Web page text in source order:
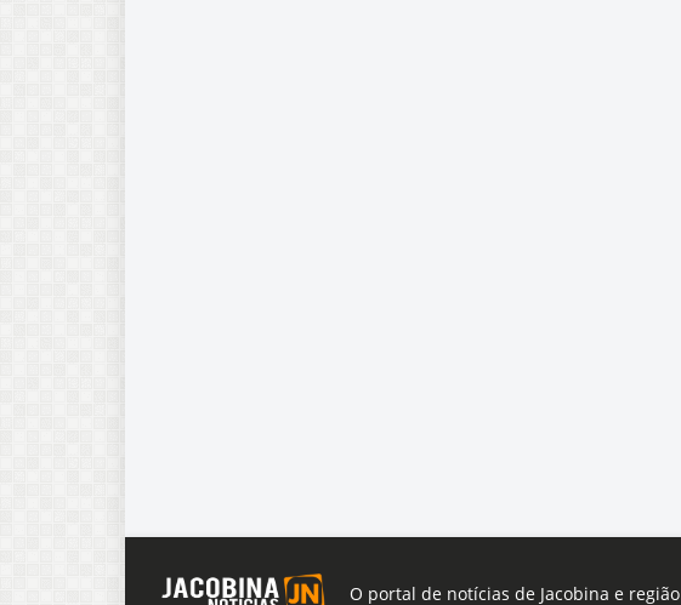
O portal de notícias de Jacobina e região